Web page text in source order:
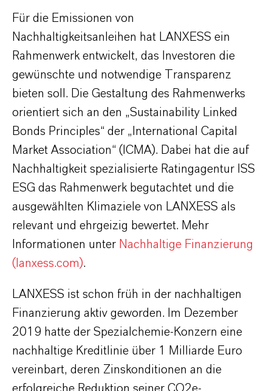
Für die Emissionen von
Nachhaltigkeitsanleihen hat LANXESS ein
Rahmenwerk entwickelt, das Investoren die
gewünschte und notwendige Transparenz
bieten soll. Die Gestaltung des Rahmenwerks
orientiert sich an den „Sustainability Linked
Bonds Principles“ der „International Capital
Market Association“ (ICMA). Dabei hat die auf
Nachhaltigkeit spezialisierte Ratingagentur ISS
ESG das Rahmenwerk begutachtet und die
ausgewählten Klimaziele von LANXESS als
relevant und ehrgeizig bewertet. Mehr
Informationen unter Nachhaltige Finanzierung
(lanxess.com).
LANXESS ist schon früh in der nachhaltigen
Finanzierung aktiv geworden. Im Dezember
2019 hatte der Spezialchemie-Konzern eine
nachhaltige Kreditlinie über 1 Milliarde Euro
vereinbart, deren Zinskonditionen an die
erfolgreiche Reduktion seiner CO2e-